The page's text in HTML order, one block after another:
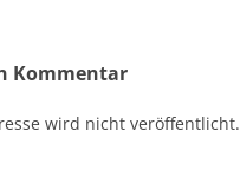
Kommentar
wird nicht veröffentlicht.